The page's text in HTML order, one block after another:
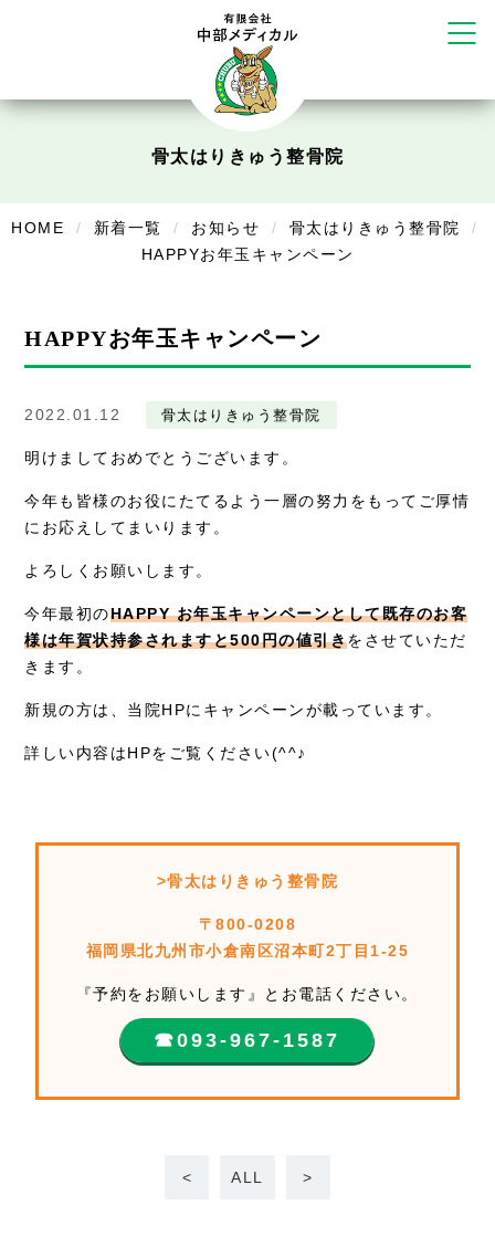
ウェルネス鍼灸院・接骨院 甲府千
塚店
Cure
デイサービスあやめ
美容鍼・コルギ
お知らせ
採用情報
骨太はりきゅう整骨院
HOME 新着一覧 お知らせ
骨太はりきゅう整骨院
HAPPYお年玉キャンペーン
HAPPYお年玉キャンペーン
2022.01.12 骨太はりきゅう整骨院
明けましておめでとうございます。
今年も皆様のお役にたてるよう一層の努力をもってご厚情
にお応えしてまいります。
よろしくお願いします。
今年最初のHAPPY お年玉キャンペーンとして既存のお客
様は年賀状持参されますと500円の値引きをさせていただ
きます。
新規の方は、当院HPにキャンペーンが載っています。
詳しい内容はHPをご覧ください(^^♪
>骨太はりきゅう整骨院
〒800-0208
福岡県北九州市小倉南区沼本町2丁目1-25
『予約をお願いします』とお電話ください。
☎︎093-967-1587
< ALL >